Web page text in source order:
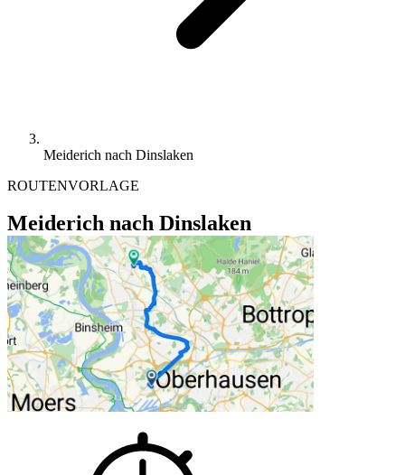
Meiderich nach Dinslaken
ROUTENVORLAGE
Meiderich nach Dinslaken